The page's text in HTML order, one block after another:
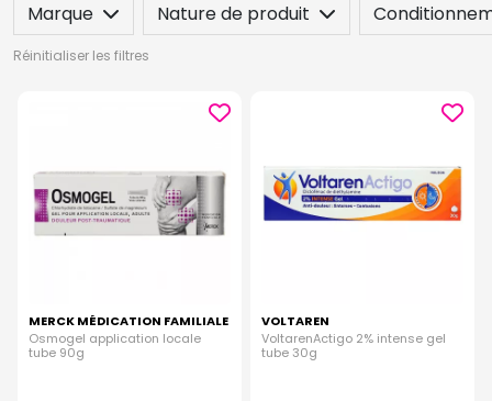
Marque Nature de produit
Réinitialiser les filtres
MERCK MÉDICATION FAMILIALE
Osmogel application locale
tube 90g
VOLTAREN
VoltarenActigo 2% intense gel
tube 30g